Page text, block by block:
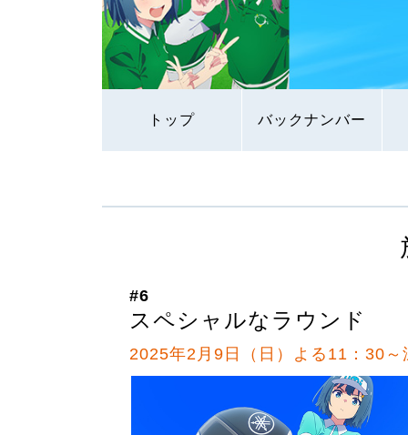
トップ バックナンバー
#6
スペシャルなラウンド
2025年2月9日（日）よる11：30～